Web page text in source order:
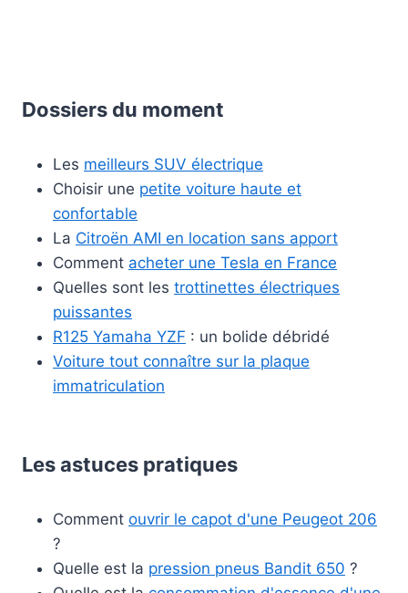
Dossiers du moment
Les meilleurs SUV électrique
Choisir une petite voiture haute et
confortable
La Citroën AMI en location sans apport
Comment acheter une Tesla en France
Quelles sont les trottinettes électriques
puissantes
R125 Yamaha YZF : un bolide débridé
Voiture tout connaître sur la plaque
immatriculation
Les astuces pratiques
Comment ouvrir le capot d'une Peugeot 206
?
Quelle est la pression pneus Bandit 650 ?